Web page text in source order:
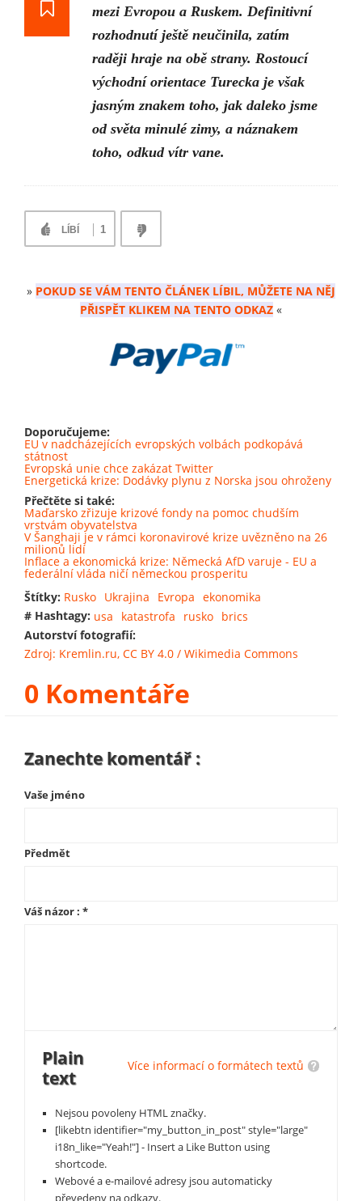
mezi Evropou a Ruskem. Definitivní
rozhodnutí ještě neučinila, zatím
raději hraje na obě strany. Rostoucí
východní orientace Turecka je však
jasným znakem toho, jak daleko jsme
od světa minulé zimy, a náznakem
toho, odkud vítr vane.
LÍBÍ 1
» POKUD SE VÁM TENTO ČLÁNEK LÍBIL, MŮŽETE NA NĚJ
PŘISPĚT KLIKEM NA TENTO ODKAZ «
Doporučujeme:
EU v nadcházejících evropských volbách podkopává
státnost
Evropská unie chce zakázat Twitter
Energetická krize: Dodávky plynu z Norska jsou ohroženy
Přečtěte si také:
Maďarsko zřizuje krizové fondy na pomoc chudším
vrstvám obyvatelstva
V Šanghaji je v rámci koronavirové krize uvězněno na 26
milionů lidí
Inflace a ekonomická krize: Německá AfD varuje - EU a
federální vláda ničí německou prosperitu
Štítky: Rusko Ukrajina Evropa ekonomika
# Hashtagy: usa katastrofa rusko brics
Autorství fotografií:
Zdroj: Kremlin.ru, CC BY 4.0 / Wikimedia Commons
0 Komentáře
Zanechte komentář :
Vaše jméno
Předmět
Váš názor : *
Více informací o formátech textů
Plain
text
Nejsou povoleny HTML značky.
[likebtn identifier="my_button_in_post" style="large"
i18n_like="Yeah!"] - Insert a Like Button using
shortcode.
Webové a e-mailové adresy jsou automaticky